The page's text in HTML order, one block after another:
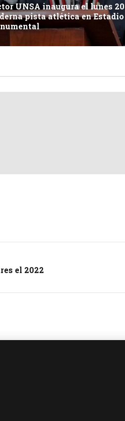
UNSA inaugura el lunes 20
pista atlética en Estadio
el 2022